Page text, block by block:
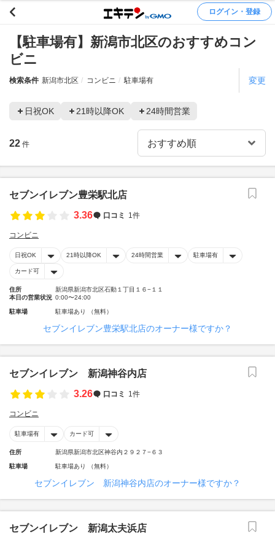
ログイン・登録
【駐車場有】新潟市北区のおすすめコン
ビニ
検索条件 新潟市北区 コンビニ 駐車場有 変更
日祝OK 21時以降OK 24時間営業
22 件
セブンイレブン豊栄駅北店
3.36
口コミ 1件
コンビニ
日祝OK 21時以降OK 24時間営業 駐車場有
カード可
住所
新潟県新潟市北区石動１丁目１６−１１
本日の営業状況 0:00〜24:00
駐車場 駐車場あり （無料）
セブンイレブン豊栄駅北店のオーナー様ですか？
セブンイレブン 新潟神谷内店
3.26
口コミ 1件
コンビニ
駐車場有 カード可
住所 新潟県新潟市北区神谷内２９２７−６３
駐車場 駐車場あり （無料）
セブンイレブン 新潟神谷内店のオーナー様ですか？
セブンイレブン 新潟太夫浜店